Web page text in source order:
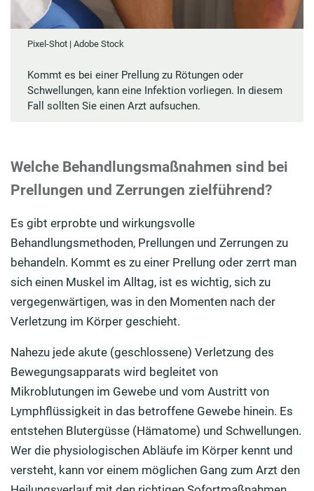
Pixel-Shot | Adobe Stock
Kommt es bei einer Prellung zu Rötungen oder
Schwellungen, kann eine Infektion vorliegen. In diesem
Fall sollten Sie einen Arzt aufsuchen.
Welche Behandlungsmaßnahmen sind bei
Prellungen und Zerrungen zielführend?
Es gibt erprobte und wirkungsvolle
Behandlungsmethoden, Prellungen und Zerrungen zu
behandeln. Kommt es zu einer Prellung oder zerrt man
sich einen Muskel im Alltag, ist es wichtig, sich zu
vergegenwärtigen, was in den Momenten nach der
Verletzung im Körper geschieht.
Nahezu jede akute (geschlossene) Verletzung des
Bewegungsapparats wird begleitet von
Mikroblutungen im Gewebe und vom Austritt von
Lymphflüssigkeit in das betroffene Gewebe hinein. Es
entstehen Blutergüsse (Hämatome) und Schwellungen.
Wer die physiologischen Abläufe im Körper kennt und
versteht, kann vor einem möglichen Gang zum Arzt den